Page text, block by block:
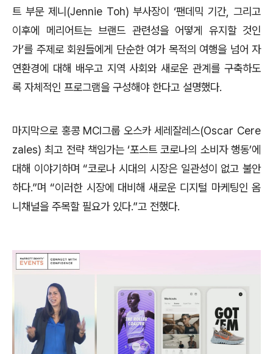
트 부문 제니(Jennie Toh) 부사장이 ‘팬데믹 기간, 그리고
이후에 메리어트는 브랜드 관련성을 어떻게 유지할 것인
가’를 주제로 회원들에게 단순한 여가 목적의 여행을 넘어 자
연환경에 대해 배우고 지역 사회와 새로운 관계를 구축하도
록 자체적인 프로그램을 구성해야 한다고 설명했다.
마지막으로 홍콩 MCI그룹 오스카 세레잘레스(Oscar Cere
zales) 최고 전략 책임가는 ‘포스트 코로나의 소비자 행동’에
대해 이야기하며 “코로나 시대의 시장은 일관성이 없고 불안
하다.”며 “이러한 시장에 대비해 새로운 디지털 마케팅인 옴
니채널을 주목할 필요가 있다.”고 전했다.